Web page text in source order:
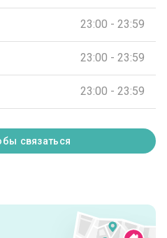
23:00 - 23:59
23:00 - 23:59
23:00 - 23:59
связаться